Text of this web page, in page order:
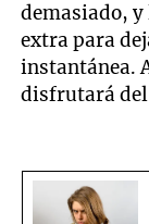
demasiado,
extra para
instantánea.
disfrutará